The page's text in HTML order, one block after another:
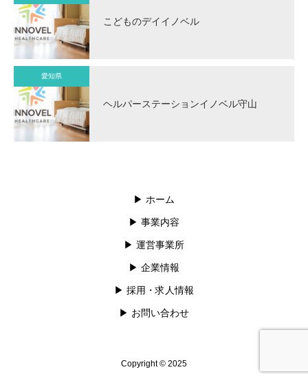
こどものデイイノベル
愛知県
ヘルパーステーションイノベル守山
▶︎ ホーム
▶︎ 事業内容
▶︎ 運営事業所
▶︎ 企業情報
▶︎ 採用・求人情報
▶︎ お問い合わせ
Copyright © 2025